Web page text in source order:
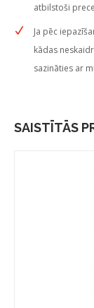
atbilstoši
Ja pēc
kādas
sazināties ar
SAISTĪTĀS